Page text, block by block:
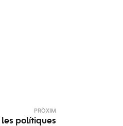
PRÒXIM
les polítiques